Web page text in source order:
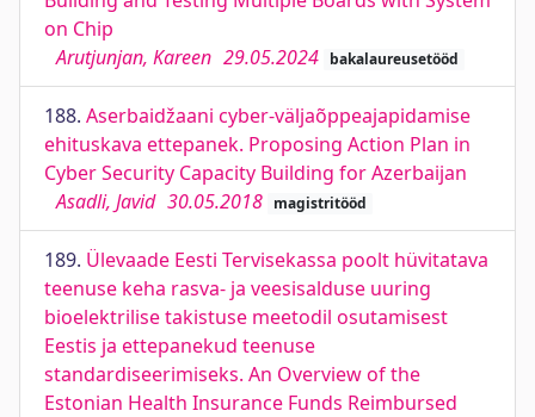
on Chip
Arutjunjan, Kareen 29.05.2024 bakalaureusetööd
188. Aserbaidžaani cyber-väljaõppeajapidamise
ehituskava ettepanek. Proposing Action Plan in
Cyber Security Capacity Building for Azerbaijan
Asadli, Javid 30.05.2018 magistritööd
189. Ülevaade Eesti Tervisekassa poolt hüvitatava
teenuse keha rasva- ja veesisalduse uuring
bioelektrilise takistuse meetodil osutamisest
Eestis ja ettepanekud teenuse
standardiseerimiseks. An Overview of the
Estonian Health Insurance Funds Reimbursed